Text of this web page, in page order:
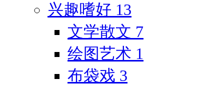
兴趣嗜好 13
文学散文 7
绘图艺术 1
布袋戏 3